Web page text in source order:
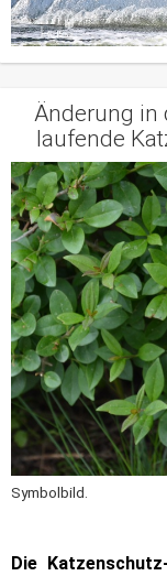
Änderung in
laufende
Symbolbild.
Die